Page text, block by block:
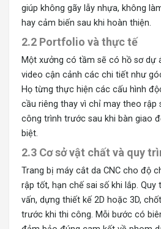
giúp không gãy lẫy nhựa, không
hay cảm biến sau khi hoàn thiện.
2.2 Portfolio và thực tế
Một xưởng có tầm sẽ có hồ sơ dự
video cận cảnh các chi tiết như
Họ từng thực hiện các cấu hình
cầu riêng thay vì chỉ may theo rập
công trình trước sau khi bàn giao
biệt.
2.3 Cơ sở vật chất và quy
Trang bị máy cắt da CNC cho độ
rập tốt, hạn chế sai số khi lắp.
vấn, dựng thiết kế 2D hoặc 3D,
trước khi thi công. Mỗi bước có